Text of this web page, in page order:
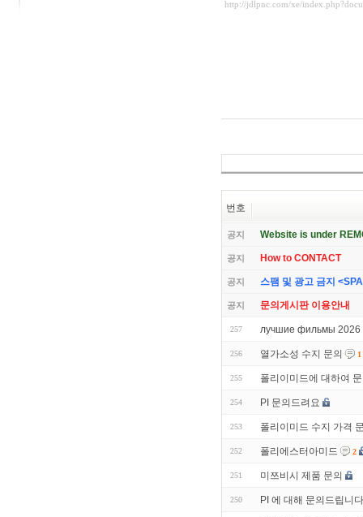
http://jdlpnc.com/xe/
번호
공지 Website is under
공지 How to CONTACT
공지 스팸 및 광고 금지
공지 문의게시판 이용안내
257 лучшие фильмы 2026
256 열가소성 수지 문의 1
255 폴리이미드에 대하여
254 PI 문의드려요
253 폴리이미드 수지 가격
252 폴리에스터아미드 2
251 미쯔비시 제품 문의
250 PI 에 대해 문의드립니